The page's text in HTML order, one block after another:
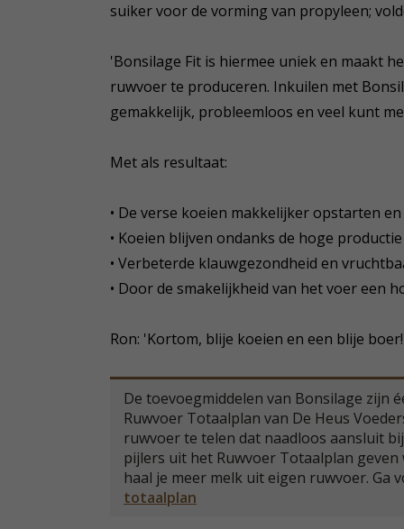
suiker voor de vorming van propyleen;
'Bonsilage Fit is hiermee uniek en maakt
ruwvoer te produceren. Inkuilen met
gemakkelijk, probleemloos en veel kunt
Met als resultaat:
• De verse koeien makkelijker opstarten
• Koeien blijven ondanks de hoge
• Verbeterde klauwgezondheid en
• Door de smakelijkheid van het voer een
Ron: 'Kortom, blije koeien en een blije boer!'
De toevoegmiddelen van Bonsilage zijn
Ruwvoer Totaalplan van De Heus
ruwvoer te telen dat naadloos aansluit
pijlers uit het Ruwvoer Totaalplan
haal je meer melk uit eigen ruwvoer. Ga
totaalplan